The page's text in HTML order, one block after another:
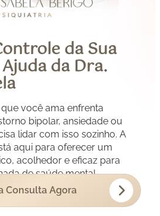
da Sua
da Dra.
você ama enfrenta
bipolar, ansiedade ou
lidar com isso sozinho. A
aqui para oferecer um
acolhedor e eficaz para
de saúde mental.
Consulta Agora